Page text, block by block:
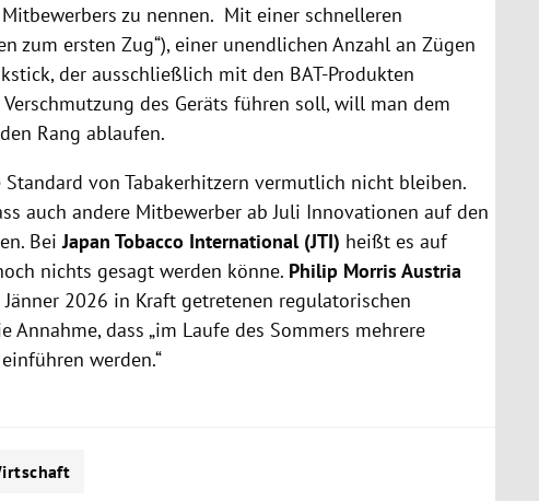
zu nennen. Mit einer schnelleren
zum ersten Zug“), einer unendlichen Anzahl an Zügen
der ausschließlich mit den BAT-Produkten
des Geräts führen soll, will man dem
Rang ablaufen.
von Tabakerhitzern vermutlich nicht bleiben.
auch andere Mitbewerber ab Juli Innovationen auf den
Bei Japan Tobacco International (JTI) heißt es auf
nichts gesagt werden könne. Philip Morris Austria
2026 in Kraft getretenen regulatorischen
Annahme, dass„im Laufe des Sommers mehrere
werden.“